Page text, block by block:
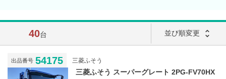
40台 並び順変更 unfold_more
出品番号 54175 三菱ふそう
三菱ふそう スーパーグレート 2PG-FV70HX